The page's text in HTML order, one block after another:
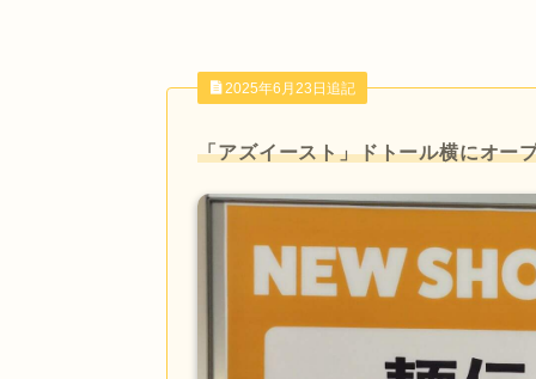
2025年6月23日追記
「アズイースト」ドトール横にオー